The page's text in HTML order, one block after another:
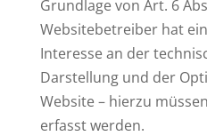
Grundlage von Art. 6
Websitebetreiber hat
Interesse an der
Darstellung und der
Website – hierzu
erfasst werden.